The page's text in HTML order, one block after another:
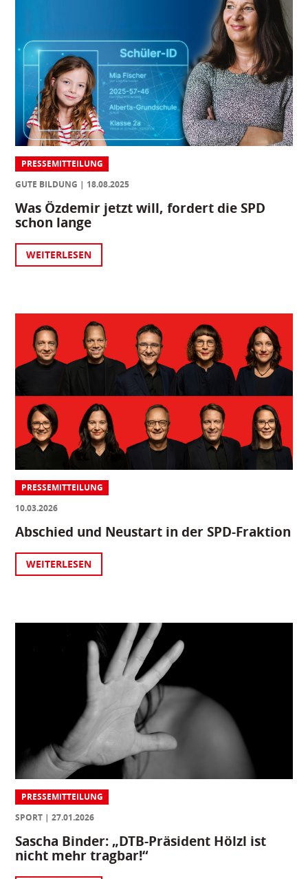
PRESSEMITTEILUNG
GUTE BILDUNG
18.08.2025
Was Özdemir jetzt will, fordert die SPD
schon lange
WEITERLESEN
PRESSEMITTEILUNG
10.03.2026
Abschied und Neustart in der SPD-Fraktion
WEITERLESEN
PRESSEMITTEILUNG
SPORT
27.01.2026
Sascha Binder: „DTB-Präsident Hölzl ist
nicht mehr tragbar!“